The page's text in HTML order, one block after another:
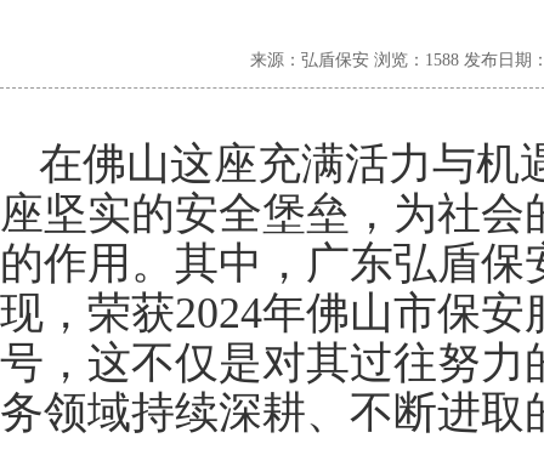
来源：弘盾保安 浏览： 1588 发布日期
在佛山这座充满活力与机
座坚实的安全堡垒，为社
的作用。其中，广东弘盾
现，荣获2024年佛山市保
号，这不仅是对其过往努
务领域持续深耕、不断进取